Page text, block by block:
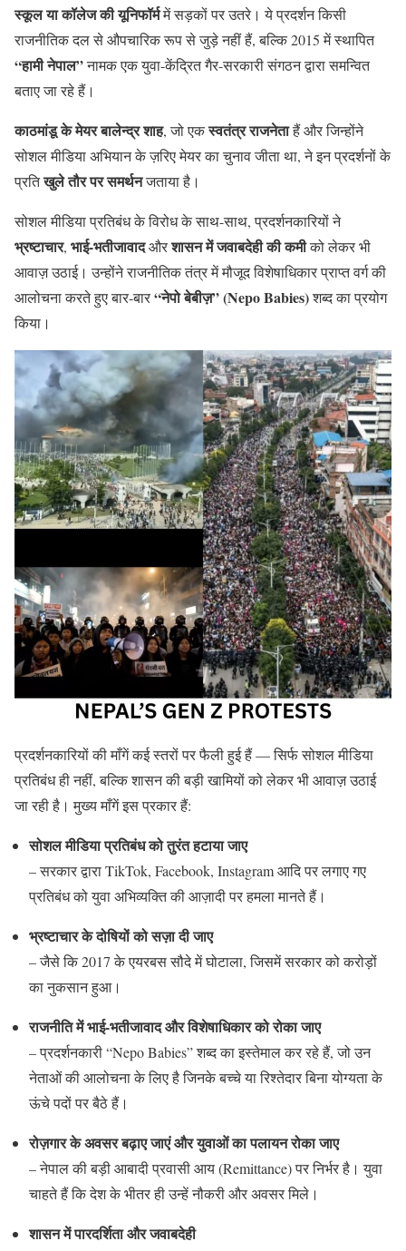
स्कूल या कॉलेज की यूनिफॉर्ममें सड़कों पर उतरे। ये प्रदर्शन किसी
राजनीतिक दल से औपचारिक रूप से जुड़े नहीं हैं, बल्कि 2015 में स्थापित
“हामी नेपाल”नामक एक युवा-केंद्रित गैर-सरकारी संगठन द्वारा समन्वित
बताए जा रहे हैं।
काठमांडू के मेयर बालेन्द्र शाह, जो एकस्वतंत्र राजनेताहैं और जिन्होंने
सोशल मीडिया अभियान के ज़रिए मेयर का चुनाव जीता था, ने इन प्रदर्शनों के
प्रतिखुले तौर पर समर्थनजताया है।
सोशल मीडिया प्रतिबंध के विरोध के साथ-साथ, प्रदर्शनकारियों ने
भ्रष्टाचार, भाई-भतीजावादऔरशासन में जवाबदेही की कमीको लेकर भी
आवाज़ उठाई। उन्होंने राजनीतिक तंत्र में मौजूद विशेषाधिकार प्राप्त वर्ग की
आलोचना करते हुए बार-बार“नेपो बेबीज़” (Nepo Babies)शब्द का प्रयोग
किया।
प्रदर्शनकारियों की माँगें कई स्तरों पर फैली हुई हैं — सिर्फ सोशल मीडिया
प्रतिबंध ही नहीं, बल्कि शासन की बड़ी खामियों को लेकर भी आवाज़ उठाई
जा रही है। मुख्य माँगें इस प्रकार हैं:
सोशल मीडिया प्रतिबंध को तुरंत हटाया जाए
– सरकार द्वारा TikTok, Facebook, Instagram आदि पर लगाए गए
प्रतिबंध को युवा अभिव्यक्ति की आज़ादी पर हमला मानते हैं।
भ्रष्टाचार के दोषियों को सज़ा दी जाए
– जैसे कि 2017 के एयरबस सौदे में घोटाला, जिसमें सरकार को करोड़ों
का नुकसान हुआ।
राजनीति में भाई-भतीजावाद और विशेषाधिकार को रोका जाए
– प्रदर्शनकारी “Nepo Babies” शब्द का इस्तेमाल कर रहे हैं, जो उन
नेताओं की आलोचना के लिए है जिनके बच्चे या रिश्तेदार बिना योग्यता के
ऊंचे पदों पर बैठे हैं।
रोज़गार के अवसर बढ़ाए जाएं और युवाओं का पलायन रोका जाए
– नेपाल की बड़ी आबादी प्रवासी आय (Remittance) पर निर्भर है। युवा
चाहते हैं कि देश के भीतर ही उन्हें नौकरी और अवसर मिले।
शासन में पारदर्शिता और जवाबदेही